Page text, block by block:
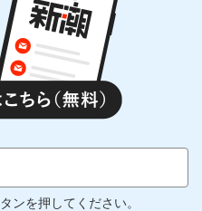
ンを押してください。